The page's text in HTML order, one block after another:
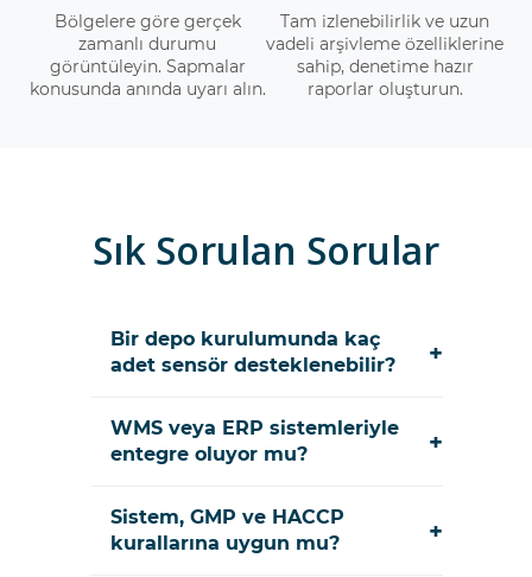
Bölgelere göre gerçek
zamanlı durumu
görüntüleyin. Sapmalar
konusunda anında uyarı alın.
Tam izlenebilirlik ve uzun
vadeli arşivleme özelliklerine
sahip, denetime hazır
raporlar oluşturun.
Sık Sorulan Sorular
Bir depo kurulumunda kaç
adet sensör desteklenebilir?
+
WMS veya ERP sistemleriyle
entegre oluyor mu?
+
Sistem, GMP ve HACCP
kurallarına uygun mu?
+